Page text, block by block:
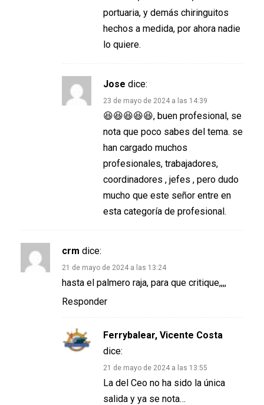
portuaria, y demás chiringuitos
hechos a medida, por ahora nadie
lo quiere.
Jose dice:
23 de mayo de 2024 a las 14:39
😆😆😆😆😆, buen profesional, se
nota que poco sabes del tema. se
han cargado muchos
profesionales, trabajadores,
coordinadores , jefes , pero dudo
mucho que este señor entre en
esta categoría de profesional.
crm dice:
21 de mayo de 2024 a las 13:24
hasta el palmero raja, para que critique,,,,
Responder
Ferrybalear, Vicente Costa
dice:
21 de mayo de 2024 a las 13:55
La del Ceo no ha sido la única
salida y ya se nota…